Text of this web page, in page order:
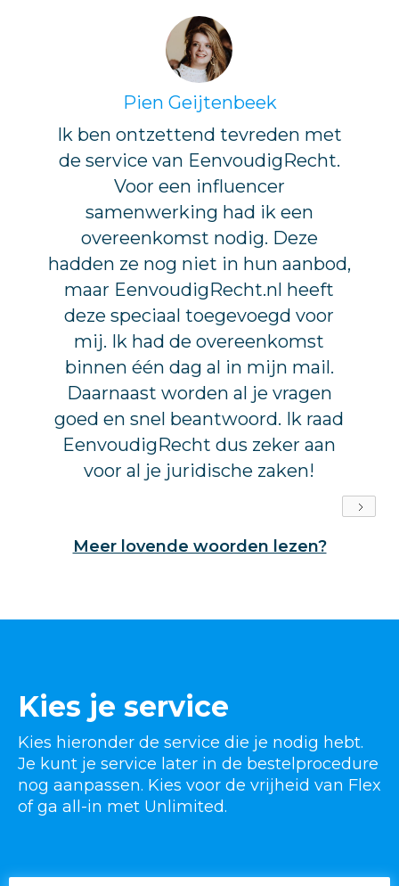
Pien Geijtenbeek
Ik ben ontzettend tevreden met
de service van EenvoudigRecht.
Voor een influencer
samenwerking had ik een
overeenkomst nodig. Deze
hadden ze nog niet in hun aanbod,
maar EenvoudigRecht.nl heeft
deze speciaal toegevoegd voor
mij. Ik had de overeenkomst
binnen één dag al in mijn mail.
Daarnaast worden al je vragen
goed en snel beantwoord. Ik raad
EenvoudigRecht dus zeker aan
voor al je juridische zaken!
Meer lovende woorden lezen?
Kies je service
Kies hieronder de service die je nodig hebt.
Je kunt je service later in de bestelprocedure
nog aanpassen. Kies voor de vrijheid van Flex
of ga all-in met Unlimited.